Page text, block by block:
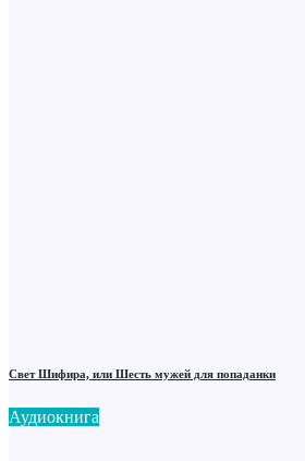
Свет Шифира, или Шесть мужей для попаданки
Аудиокнига